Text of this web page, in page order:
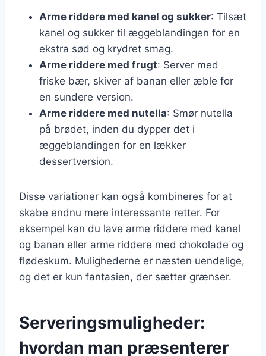
Arme riddere med kanel og sukker: Tilsæt
kanel og sukker til æggeblandingen for en
ekstra sød og krydret smag.
Arme riddere med frugt: Server med
friske bær, skiver af banan eller æble for
en sundere version.
Arme riddere med nutella: Smør nutella
på brødet, inden du dypper det i
æggeblandingen for en lækker
dessertversion.
Disse variationer kan også kombineres for at
skabe endnu mere interessante retter. For
eksempel kan du lave arme riddere med kanel
og banan eller arme riddere med chokolade og
flødeskum. Mulighederne er næsten uendelige,
og det er kun fantasien, der sætter grænser.
Serveringsmuligheder:
hvordan man præsenterer